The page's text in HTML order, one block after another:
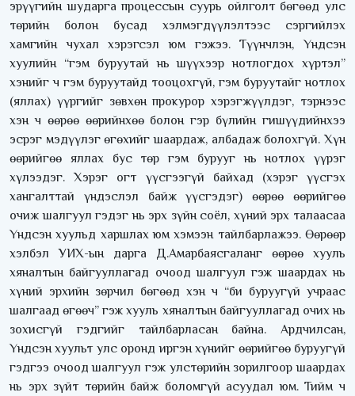
эрүүгийн шударга процессын суурь ойлголт бөгөөд улс
төрийн болон бусад хэлмэгдүүлэлтээс сэргийлэх
хамгийн чухал хэрэгсэл юм гэжээ. Түүнчлэн, Үндсэн
хуулийн “гэм буруутай нь шүүхээр нотлогдох хүртэл”
хэнийг ч гэм буруутайд тооцохгүй, гэм буруутайг нотлох
(яллах) үүргийг зөвхөн прокурор хэрэгжүүлдэг, тэрнээс
хэн ч өөрөө өөрийнхөө болон гэр бүлийн гишүүдийнхээ
эсрэг мэдүүлэг өгөхийг шаардаж, албадаж болохгүй. Хүн
өөрийгөө яллах бус төр гэм бурууг нь нотлох үүрэг
хүлээдэг. Хэрэг огт үүсгээгүй байхад (хэрэг үүсгэх
хангалттай үндэслэл байж үүсгэдэг) өөрөө өөрийгөө
очиж шалгуул гэдэг нь эрх зүйн соёл, хүний эрх талаасаа
Үндсэн хуульд харшлах юм хэмээн тайлбарлажээ. Өөрөөр
хэлбэл УИХ-ын дарга Д.Амарбаясгаланг өөрөө хууль
хяналтын байгууллагад очоод шалгуул гэж шаардах нь
хүний эрхийн зөрчил бөгөөд хэн ч “би буруугүй учраас
шалгаад өгөөч” гэж хууль хяналтын байгууллагад очих нь
зохисгүй гэдгийг тайлбарласан байна. Ардчилсан,
Үндсэн хуульт улс оронд иргэн хүнийг өөрийгөө буруугүй
гэдгээ очоод шалгуул гэж улстөрийн зорилгоор шаардах
нь эрх зүйт төрийн байж боломгүй асуудал юм. Тийм ч